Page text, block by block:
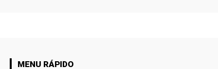
MENU RÁPIDO